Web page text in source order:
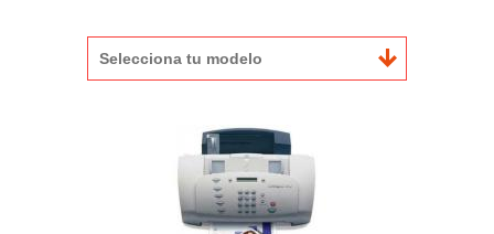
Selecciona tu modelo